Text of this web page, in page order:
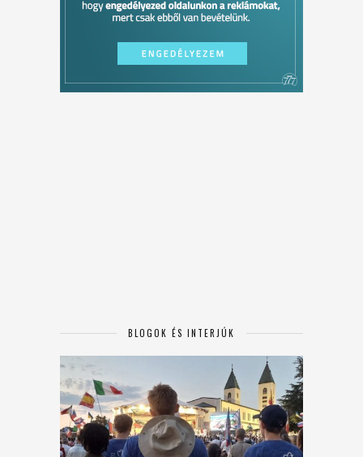
BLOGOK ÉS INTERJÚK